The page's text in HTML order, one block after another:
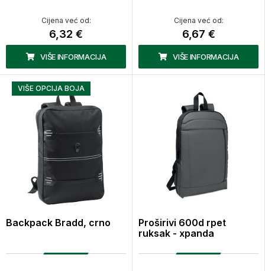
Cijena već od:
6,32 €
VIŠE INFORMACIJA
Cijena već od:
6,67 €
VIŠE INFORMACIJA
VIŠE OPCIJA BOJA
Backpack Bradd, crno
Proširivi 600d rpet
ruksak - xpanda